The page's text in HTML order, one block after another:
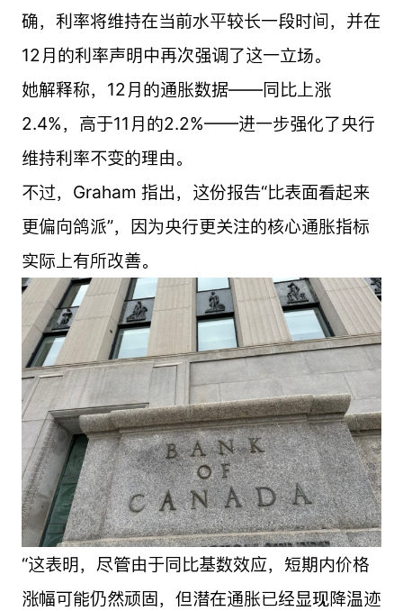
确，利率将维持在当前水平较长一段时间，并在
12月的利率声明中再次强调了这一立场。
她解释称，12月的通胀数据——同比上涨
2.4%，高于11月的2.2%——进一步强化了央行
维持利率不变的理由。
不过，Graham 指出，这份报告“比表面看起来
更偏向鸽派”，因为央行更关注的核心通胀指标
实际上有所改善。
“这表明，尽管由于同比基数效应，短期内价格
涨幅可能仍然顽固，但潜在通胀已经显现降温迹